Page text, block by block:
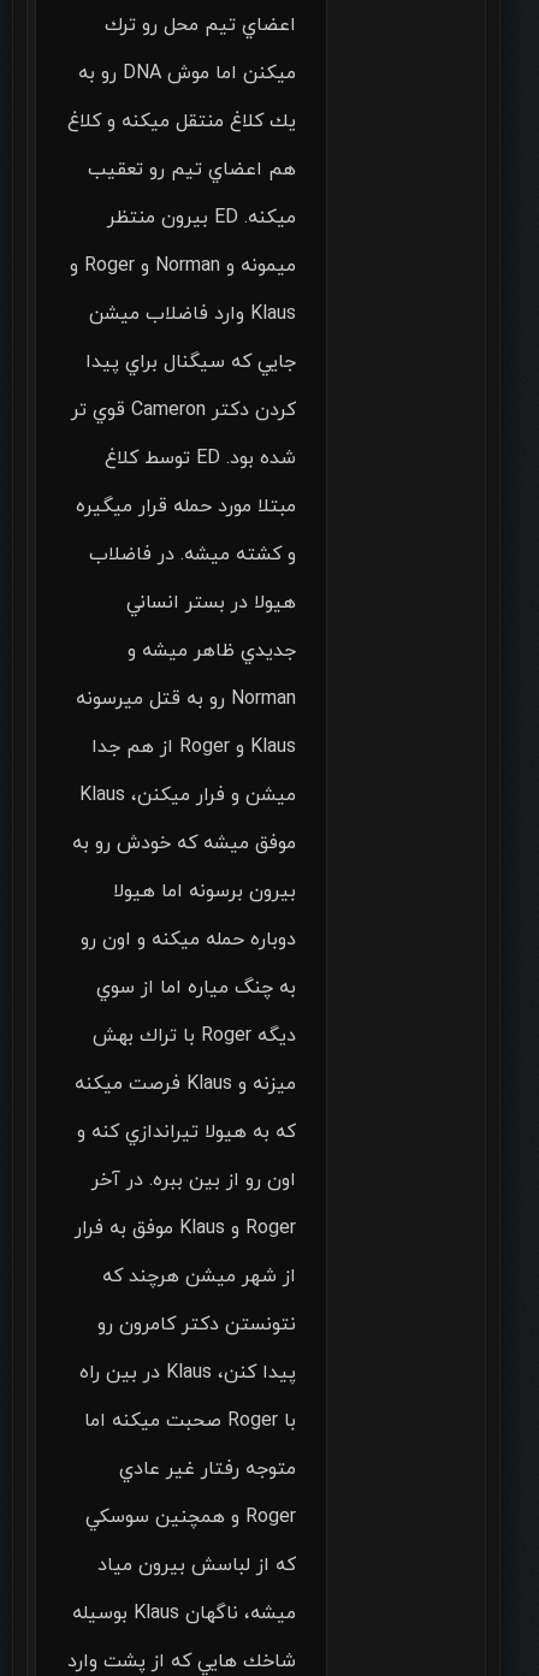
اعضاي تيم محل رو ترك
ميكنن اما موش DNA رو به
يك كلاغ منتقل ميكنه و كلاغ
هم اعضاي تيم رو تعقيب
ميكنه. ED بيرون منتظر
ميمونه و Norman و Roger و
Klaus وارد فاضلاب ميشن
جايي كه سيگنال براي پيدا
كردن دكتر Cameron قوي تر
شده بود. ED توسط كلاغ
مبتلا مورد حمله قرار ميگيره
و كشته ميشه. در فاضلاب
هيولا در بستر انساني
جديدي ظاهر ميشه و
Norman‌ رو به قتل ميرسونه
Klaus و Roger از هم جدا
ميشن و فرار ميكنن، Klaus
موفق ميشه كه خودش رو به
بيرون برسونه اما هيولا
دوباره حمله ميكنه و اون رو
به چنگ مياره اما از سوي
ديگه Roger با تراك بهش
ميزنه و Klaus فرصت ميكنه
كه به هيولا تيراندازي كنه و
اون رو از بين ببره. در آخر
Roger و Klaus موفق به فرار
از شهر ميشن هرچند كه
نتونستن دكتر كامرون رو
پيدا كنن، Klaus در بين راه
با Roger صحبت ميكنه اما
متوجه رفتار غير عادي
Roger و همچنين سوسكي
كه از لباسش بيرون مياد
ميشه، ناگهان Klaus بوسيله
شاخك هايي كه از پشت وارد